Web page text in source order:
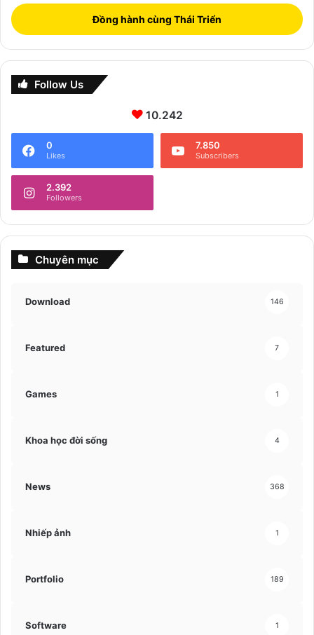
Đồng hành cùng Thái Triển
Follow Us
10.242
0
Likes
7.850
Subscribers
2.392
Followers
Chuyên mục
Download 146
Featured 7
Games 1
Khoa học đời sống 4
News 368
Nhiếp ảnh 1
Portfolio 189
Software 1